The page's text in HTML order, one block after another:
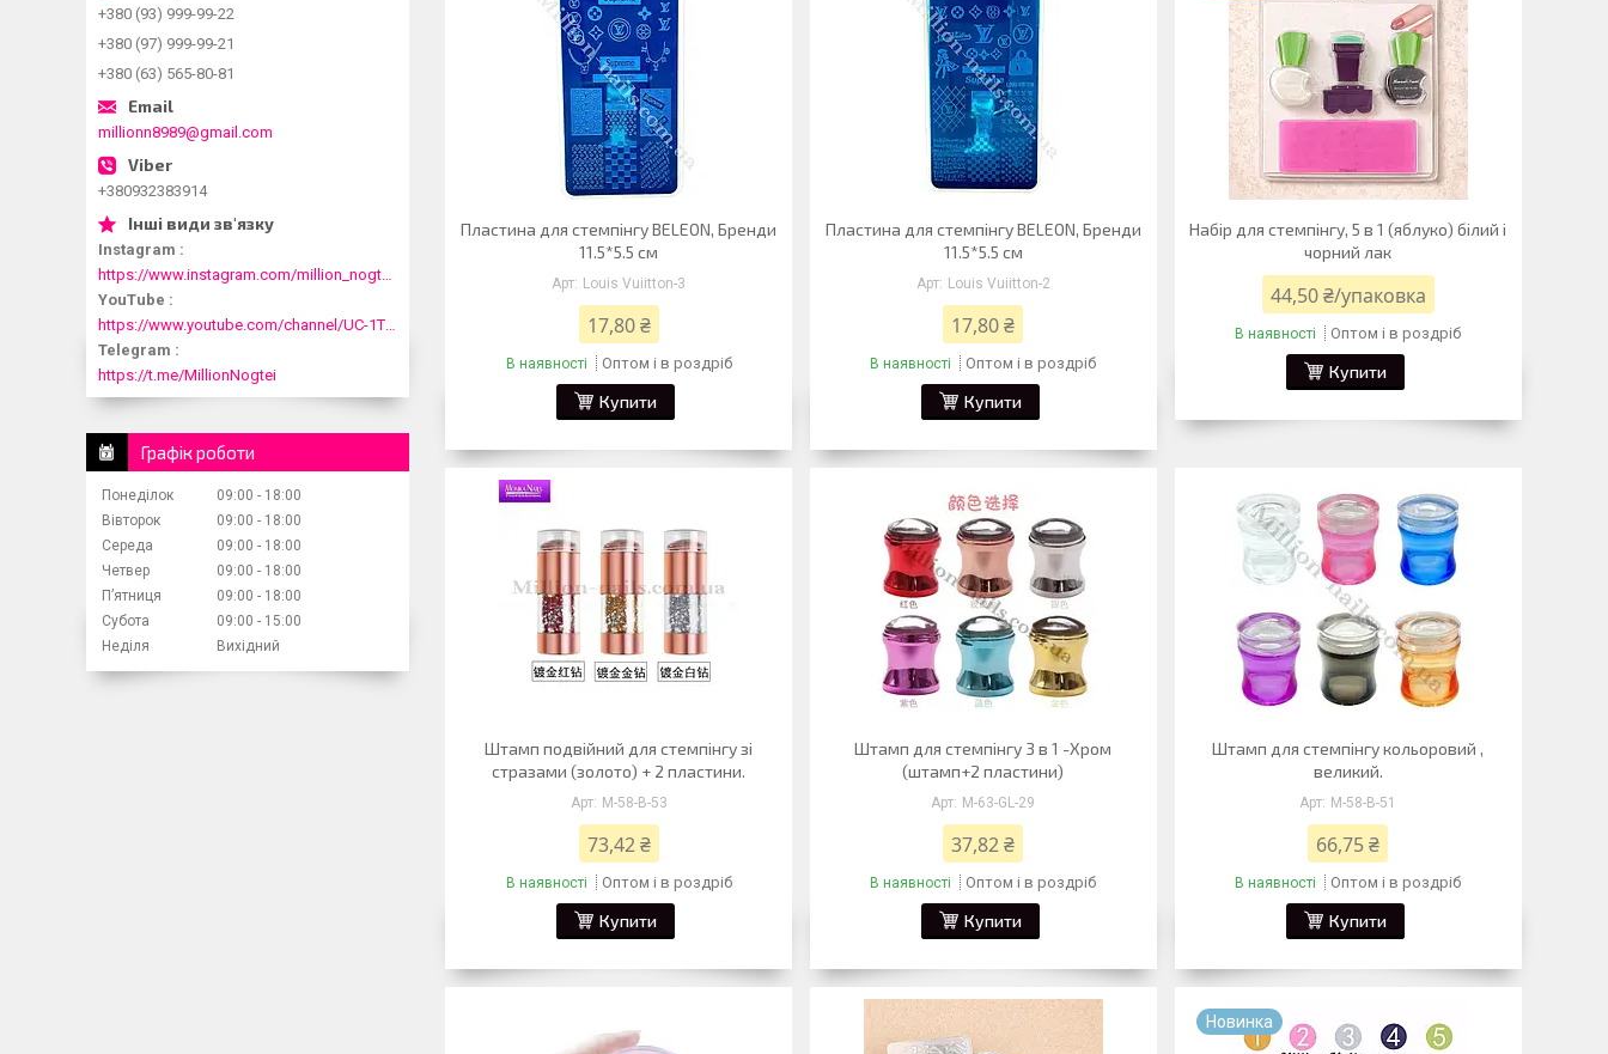
Пластина для стемпінгу BELEON, Бренди
11.5*5.5 см
Louis Vuiitton-3
17,80 ₴
В наявності Оптом і в роздріб
Купити
Пластина для стемпінгу BELEON, Бренди
11.5*5.5 см
Louis Vuiitton-2
17,80 ₴
В наявності Оптом і в роздріб
Купити
Набір для стемпінгу, 5 в 1 (яблуко) білий і
чорний лак
44,50 ₴/упаковка
В наявності Оптом і в роздріб
Купити
Штамп подвійний для стемпінгу зі
стразами (золото) + 2 пластини.
М-58-В-53
73,42 ₴
В наявності Оптом і в роздріб
Купити
Штамп для стемпінгу 3 в 1 -Хром
(штамп+2 пластини)
М-63-GL-29
37,82 ₴
В наявності Оптом і в роздріб
Купити
Штамп для стемпінгу кольоровий ,
великий.
М-58-В-51
66,75 ₴
В наявності Оптом і в роздріб
Купити
Новинка
+380 (93) 999-99-22
+380 (97) 999-99-21
+380 (63) 565-80-81
millionn8989@gmail.com
+380932383914
Instagram
YouTube
Telegram
https://t.me/MillionNogtei
Графік роботи
Понеділок 09:00
18:00
Вівторок
09:00
18:00
Середа
09:00
18:00
Четвер
09:00
18:00
Пʼятниця
09:00
18:00
Субота
09:00
15:00
Неділя
Вихідний